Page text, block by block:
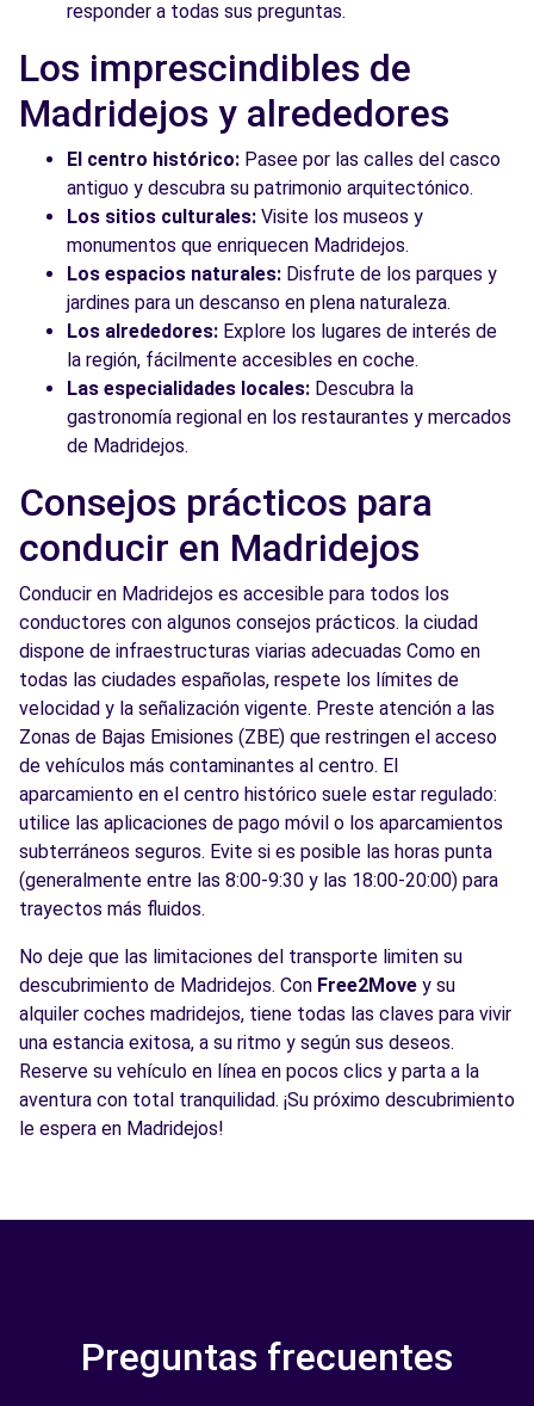
responder a todas sus preguntas.
Los imprescindibles de
Madridejos y alrededores
El centro histórico: Pasee por las calles del casco
antiguo y descubra su patrimonio arquitectónico.
Los sitios culturales: Visite los museos y
monumentos que enriquecen Madridejos.
Los espacios naturales: Disfrute de los parques y
jardines para un descanso en plena naturaleza.
Los alrededores: Explore los lugares de interés de
la región, fácilmente accesibles en coche.
Las especialidades locales: Descubra la
gastronomía regional en los restaurantes y mercados
de Madridejos.
Consejos prácticos para
conducir en Madridejos
Conducir en Madridejos es accesible para todos los
conductores con algunos consejos prácticos. la ciudad
dispone de infraestructuras viarias adecuadas Como en
todas las ciudades españolas, respete los límites de
velocidad y la señalización vigente. Preste atención a las
Zonas de Bajas Emisiones (ZBE) que restringen el acceso
de vehículos más contaminantes al centro. El
aparcamiento en el centro histórico suele estar regulado:
utilice las aplicaciones de pago móvil o los aparcamientos
subterráneos seguros. Evite si es posible las horas punta
(generalmente entre las 8:00-9:30 y las 18:00-20:00) para
trayectos más fluidos.
No deje que las limitaciones del transporte limiten su
descubrimiento de Madridejos. Con Free2Move y su
alquiler coches madridejos, tiene todas las claves para vivir
una estancia exitosa, a su ritmo y según sus deseos.
Reserve su vehículo en línea en pocos clics y parta a la
aventura con total tranquilidad. ¡Su próximo descubrimiento
le espera en Madridejos!
Preguntas frecuentes